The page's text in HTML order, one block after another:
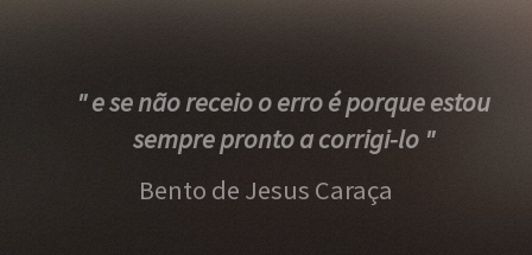
" e se não receio o erro é porque estou
sempre pronto a corrigi-lo "
Bento de Jesus Caraça